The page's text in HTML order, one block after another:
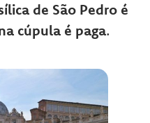
de São Pedro é
cúpula é paga.